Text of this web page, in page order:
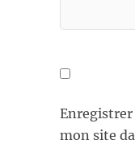
mon site